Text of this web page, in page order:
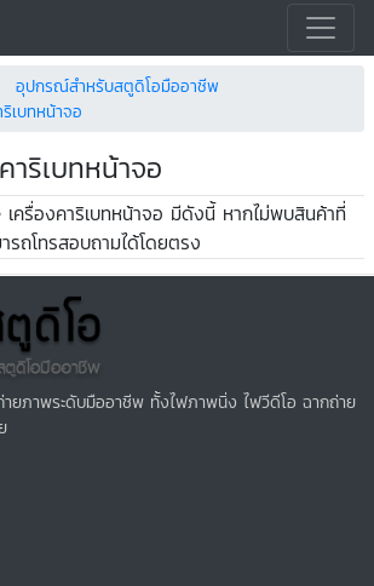
อุปกรณ์สำหรับสตูดิโอมืออาชีพ
เบทหน้าจอ
าริเบทหน้าจอ
ครื่องคาริเบทหน้าจอ มีดังนี้ หากไม่พบสินค้าที่
ถโทรสอบถามได้โดยตรง
ยภาพระดับมืออาชีพ ทั้งไฟภาพนิ่ง ไฟวีดีโอ ฉากถ่าย